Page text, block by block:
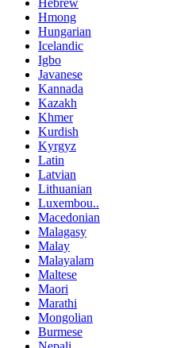
Hebrew
Hmong
Hungarian
Icelandic
Igbo
Javanese
Kannada
Kazakh
Khmer
Kurdish
Kyrgyz
Latin
Latvian
Lithuanian
Luxembou..
Macedonian
Malagasy
Malay
Malayalam
Maltese
Maori
Marathi
Mongolian
Burmese